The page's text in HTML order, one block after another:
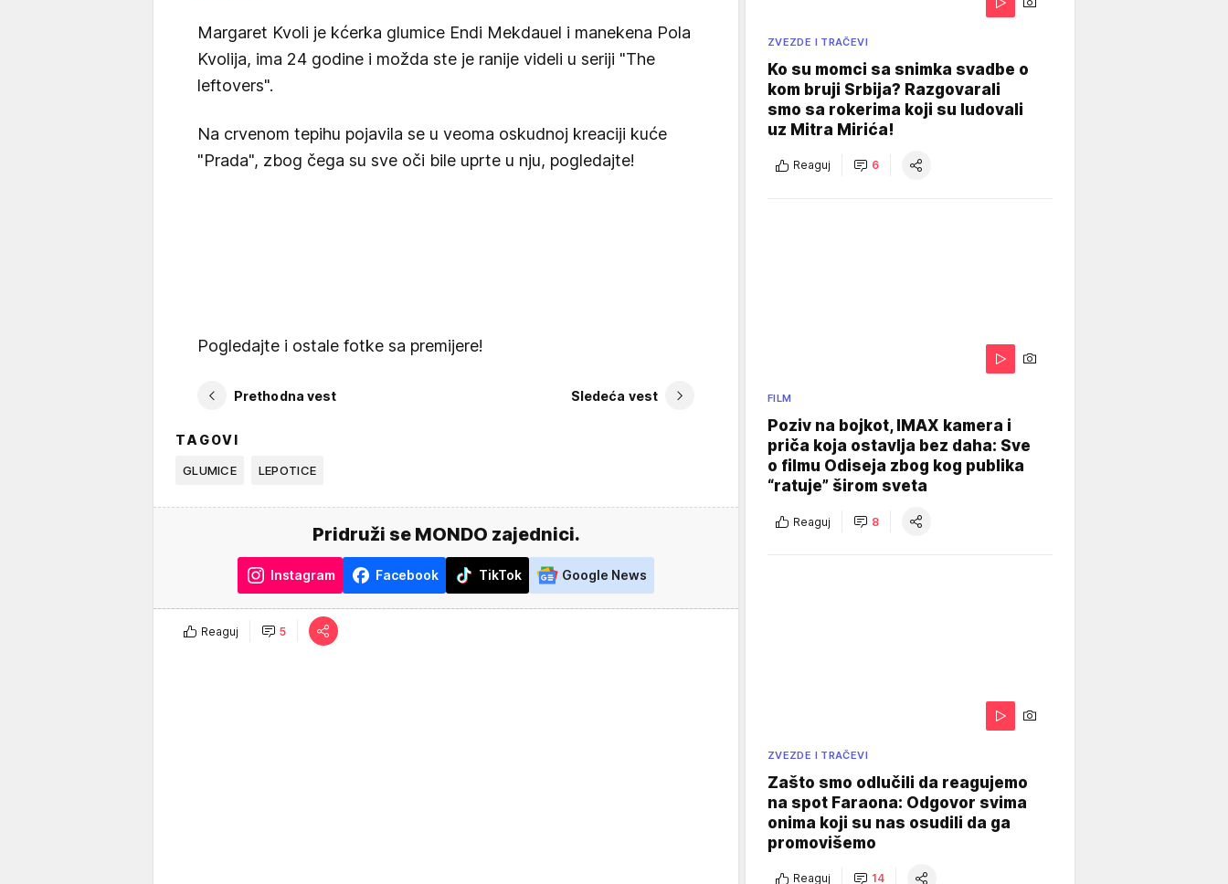
Margaret Kvoli je kćerka glumice Endi Mekdauel i manekena Pola
Kvolija, ima 24 godine i možda ste je ranije videli u seriji "The
leftovers".
Na crvenom tepihu pojavila se u veoma oskudnoj kreaciji kuće
"Prada", zbog čega su sve oči bile uprte u nju, pogledajte!
Pogledajte i ostale fotke sa premijere!
Prethodna vest Sledeća vest
TAGOVI
GLUMICE LEPOTICE
Pridruži se MONDO zajednici.
Instagram Facebook TikTok Google News
Reaguj 5
ZVEZDE I TRAČEVI
Ko su momci sa snimka svadbe o
kom bruji Srbija? Razgovarali
smo sa rokerima koji su ludovali
uz Mitra Mirića!
Reaguj 6
FILM
Poziv na bojkot, IMAX kamera i
priča koja ostavlja bez daha: Sve
o filmu Odiseja zbog kog publika
“ratuje” širom sveta
Reaguj 8
ZVEZDE I TRAČEVI
Zašto smo odlučili da reagujemo
na spot Faraona: Odgovor svima
onima koji su nas osudili da ga
promovišemo
Reaguj 14